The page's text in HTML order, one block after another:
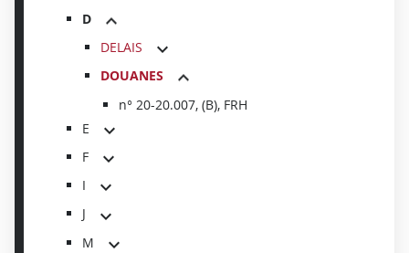
D
DELAIS
DOUANES
n° 20-20.007, (B), FRH
E
F
I
J
M